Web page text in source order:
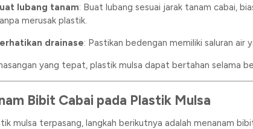
lubang tanam: Buat lubang sesuai jarak tanam cabai,
merusak plastik.
drainase: Pastikan bedengan memiliki saluran air
yang tepat, plastik mulsa dapat bertahan selama
Bibit Cabai pada Plastik Mulsa
mulsa terpasang, langkah berikutnya adalah menanam